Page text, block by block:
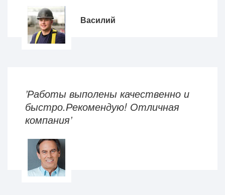
Василий
’Работы выполены качественно и
быстро.Рекомендую! Отличная
компания’